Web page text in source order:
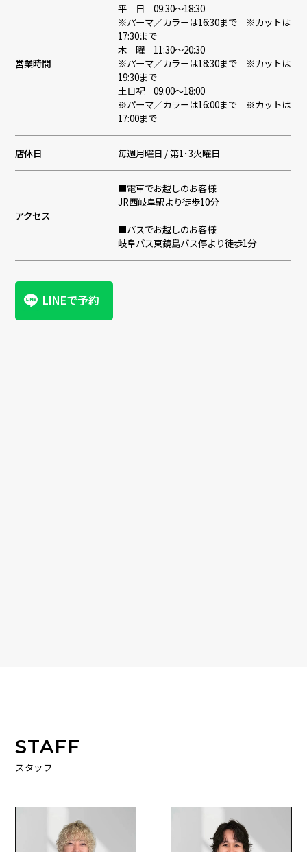
営業時間
平 日 09:30～18:30
※パーマ／カラーは16:30まで ※カットは
17:30まで
木 曜 11:30～20:30
※パーマ／カラーは18:30まで ※カットは
19:30まで
土日祝 09:00～18:00
※パーマ／カラーは16:00まで ※カットは
17:00まで
店休日 毎週月曜日 / 第1･3火曜日
アクセス
■電車でお越しのお客様
JR西岐阜駅より徒歩10分
■バスでお越しのお客様
岐阜バス東鏡島バス停より徒歩1分
LINEで予約
STAFF
スタッフ